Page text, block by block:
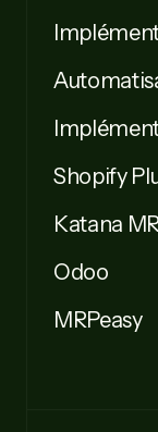
Shopify
Katana
Odoo
MRPeasy